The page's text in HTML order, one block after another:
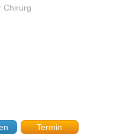
Chirurg
Termin